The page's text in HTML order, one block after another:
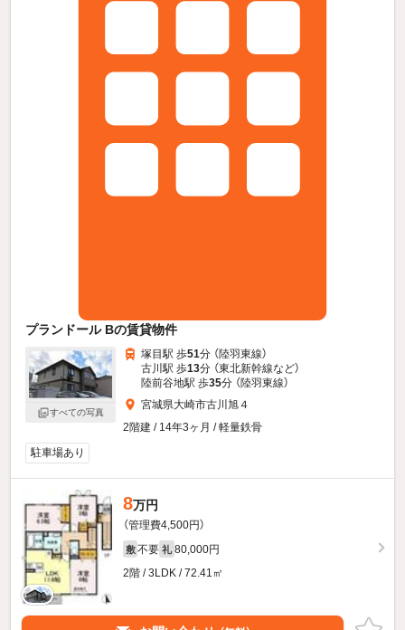
プランドール Bの賃貸物件
すべての写真
塚目駅 歩51分 （陸羽東線）
古川駅 歩13分 （東北新幹線など）
陸前谷地駅 歩35分 （陸羽東線）
宮城県大崎市古川旭４
2階建 / 14年3ヶ月 / 軽量鉄骨
駐車場あり
8万円
（管理費4,500円）
敷 不要 礼 80,000円
2階 / 3LDK / 72.41㎡